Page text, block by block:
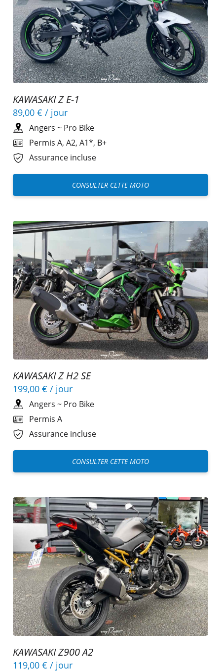
KAWASAKI Z E-1
89,00 € / jour
Angers ~ Pro Bike
Permis A, A2, A1*, B+
Assurance incluse
CONSULTER CETTE MOTO
KAWASAKI Z H2 SE
199,00 € / jour
Angers ~ Pro Bike
Permis A
Assurance incluse
CONSULTER CETTE MOTO
KAWASAKI Z900 A2
119,00 € / jour